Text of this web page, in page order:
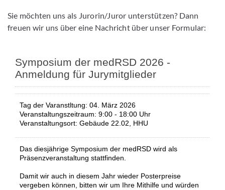
Sie möchten uns als Jurorin/Juror unterstützen? Dann
freuen wir uns über eine Nachricht über unser Formular: